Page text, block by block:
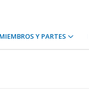
MIEMBROS Y PARTES